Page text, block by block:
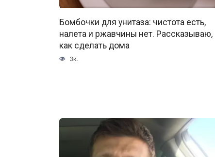
Бомбочки для унитаза: чистота есть,
налета и ржавчины нет. Рассказываю,
как сделать дома
3к.